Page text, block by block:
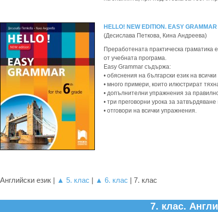
HELLO! NEW EDITION. EASY
(Десислава Петкова, Кина Андреева)
Преработената практическа
от учебната програма.
Easy Grammar съдържа:
• обяснения на български език на
• много примери, които илюстрират
• допълнителни упражнения за
• три преговорни урока за
• отговори на всички упражнения.
Английски език | ▲ 5. клас | ▲ 6. клас | 7. клас
7. клас.